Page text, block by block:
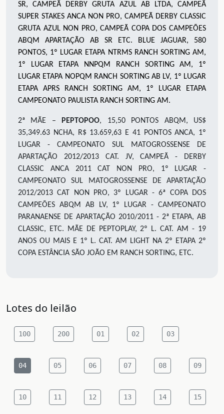
SR, CAMPEÃ DERBY GRUTA AZUL AB LTDA, CAMPEÃ
SUPER STAKES ANCA NON PRO, CAMPEÃ DERBY CLASSIC
GRUTA AZUL NON PRO, CAMPEÃ COPA DOS CAMPEÕES
ABQM APARTAÇÃO AB SR ETC. BLUE JAGUAR, 580
PONTOS, 1º LUGAR ETAPA NTRMS RANCH SORTING AM,
1º LUGAR ETAPA NNPQM RANCH SORTING AM, 1º
LUGAR ETAPA NOPQM RANCH SORTING AB LV, 1º LUGAR
ETAPA APRS RANCH SORTING AM, 1º LUGAR ETAPA
CAMPEONATO PAULISTA RANCH SORTING AM.
2ª MÃE – PEPTOPOO, 15,50 PONTOS ABQM, US$
35,349.63 NCHA, R$ 13.659,63 E 41 PONTOS ANCA, 1º
LUGAR - CAMPEONATO SUL MATOGROSSENSE DE
APARTAÇÃO 2012/2013 CAT. JV, CAMPEÃ - DERBY
CLASSIC ANCA 2011 CAT NON PRO, 1º LUGAR -
CAMPEONATO SUL MATOGROSSENSE DE APARTAÇÃO
2012/2013 CAT NON PRO, 3º LUGAR - 6ª COPA DOS
CAMPEÕES ABQM AB LV, 1º LUGAR - CAMPEONATO
PARANAENSE DE APARTAÇÃO 2010/2011 - 2ª ETAPA, AB
CLASSIC, ETC. MÃE DE PEPTOPLAY, 2º L. CAT. AM - 19
ANOS OU MAIS E 1º L. CAT. AM LIGHT NA 2º ETAPA 2º
COPA ESTÂNCIA SÃO JOÃO EM RANCH SORTING, ETC.
Lotes do leilão
100 200 01 02 03
04 05 06 07 08 09
10 11 12 13 14 15